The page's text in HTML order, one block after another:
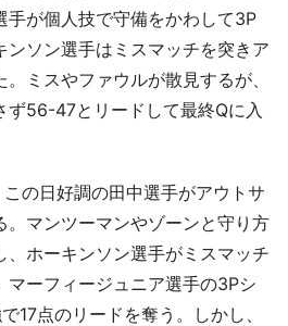
手が個人技で守備をかわして3P
ンソン選手はミスマッチを突きア
ミスやファウルが散見するが、
ず56-47とリードして最終Qに入
の日好調の田中選手がアウトサ
。マンツーマンやゾーンと守り方
、ホーキンソン選手がミスマッチ
マーフィージュニア選手の3Pシ
17点のリードを奪う。しかし、